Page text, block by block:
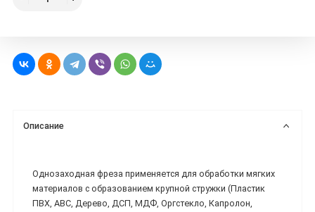
Описание
Однозаходная фреза применяется для обработки мягких
материалов с образованием крупной стружки (Пластик
ПВХ, ABC, Дерево, ДСП, МДФ, Оргстекло, Капролон,